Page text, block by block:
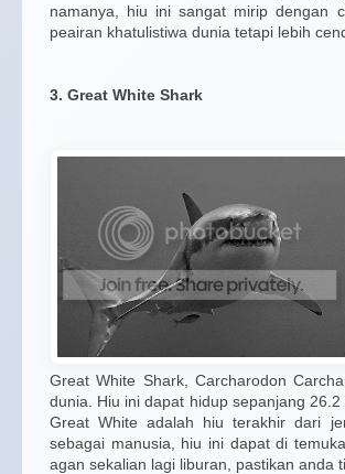
namanya, hiu ini sangat mirip dengan
peairan khatulistiwa dunia tetapi lebih
3. Great White Shark
Great White Shark, Carcharodon
dunia. Hiu ini dapat hidup sepanjang
Great White adalah hiu terakhir dari
sebagai manusia, hiu ini dapat di
agan sekalian lagi liburan, pastikan